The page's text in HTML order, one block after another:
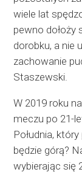
wiele lat
pewno dołoży
dorobku, a nie
zachowanie
Staszewski.
W 2019 roku
meczu po 21-
Południa,
będzie górą?
wybierając się